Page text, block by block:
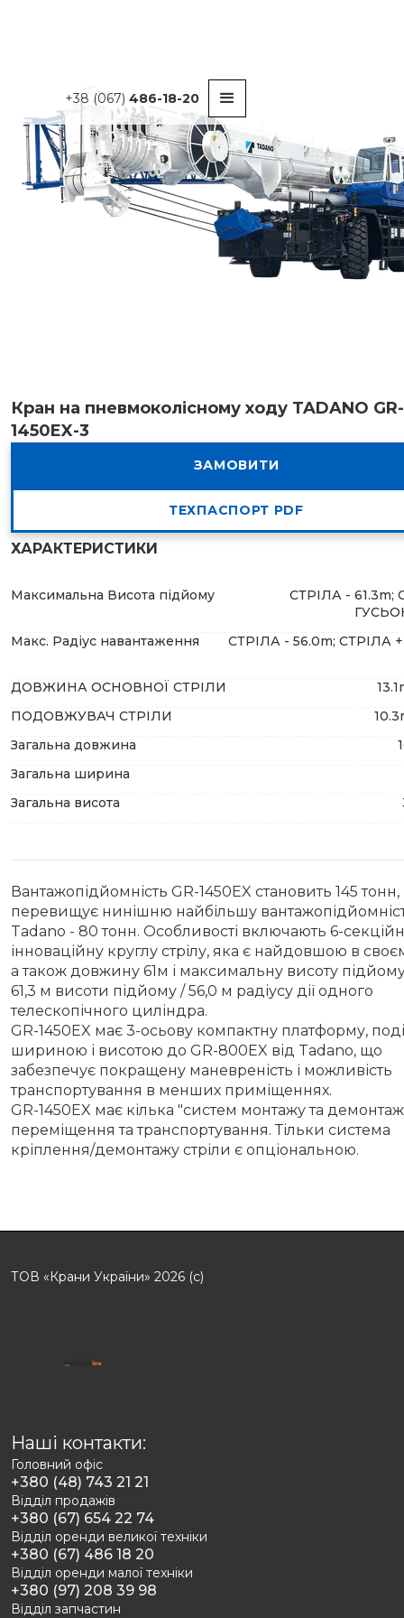
+38 (067) 486-18-20
Кран на пневмоколісному ходу TADANO GR-
1450EX-3
ЗАМОВИТИ
ТЕХПАСПОРТ PDF
ХАРАКТЕРИСТИКИ
Максимальна Висота підйому
СТРІЛА - 61.3m;
Макс. Радіус навантаження
СТРІЛА - 56.0m; СТРІЛА
ДОВЖИНА ОСНОВНОЇ СТРІЛИ
ПОДОВЖУВАЧ СТРІЛИ
Загальна довжина
Загальна ширина
Загальна висота
Вантажопідйомність GR-1450EX становить 145
перевищує нинішню найбільшу
Tadano - 80 тонн. Особливості включають 6-
інноваційну круглу стрілу, яка є найдовшою в
а також довжину 61м і максимальну висоту
61,3 м висоти підйому / 56,0 м радіусу дії одного
телескопічного циліндра.
GR-1450EX має 3-осьову компактну платформу,
шириною і висотою до GR-800EX від Tadano, що
забезпечує покращену маневреність і можливість
транспортування в менших приміщеннях.
GR-1450EX має кілька "систем монтажу та
переміщення та транспортування. Тільки система
кріплення/демонтажу стріли є опціональною.
ТОВ «Крани України» 2026 (с)
Наші контакти:
Головний офіс
+380 (48) 743 21 21
Відділ продажів
+380 (67) 654 22 74
Відділ оренди великої техніки
+380 (67) 486 18 20
Відділ оренди малої техніки
+380 (97) 208 39 98
Відділ запчастин